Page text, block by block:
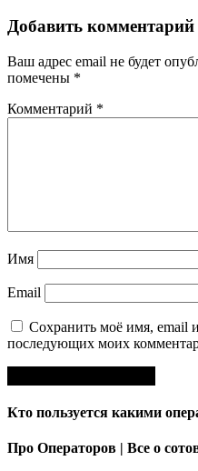
Добавить комментарий
Ваш адрес email не будет
помечены *
Комментарий *
Имя
Email
Сохранить моё имя, email
последующих моих
Кто пользуется какими
Про Операторов | Все о